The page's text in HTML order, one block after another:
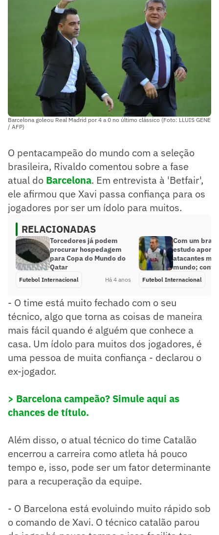
Barcelona goleou Real Madrid por 4 a 0 no último clássico (Foto: LLUIS GENE
/ AFP)
O pentacampeão do mundo com a seleção
brasileira, Rivaldo comentou sobre a fase
atual do Barcelona. Em entrevista à 'Betfair',
ele afirmou que Xavi passa confiança para os
jogadores por ser um ídolo para muitos.
RELACIONADAS
Torcedores já podem
procurar hospedagem
para Copa do Mundo do
Qatar
Futebol Internacional Há 4 anos
Com um
estudo
atacantes
mundo;
Futebol Internacional
- O time está muito fechado com o seu
técnico, algo que torna as coisas de maneira
mais fácil quando é alguém que conhece a
casa. Um ídolo para muitos dos jogadores, é
uma pessoa de muita confiança - declarou o
ex-jogador.
> Barcelona campeão? Simule aqui as
chances de título.
Além disso, o atual técnico do time Catalão
encerrou a carreira como atleta há pouco
tempo e, isso, pode ser um fator determinante
para a recuperação da equipe.
- O Barcelona está evoluindo muito rápido sob
o comando de Xavi. O técnico catalão parou